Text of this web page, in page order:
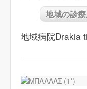
地域の診
地域病院Drakia